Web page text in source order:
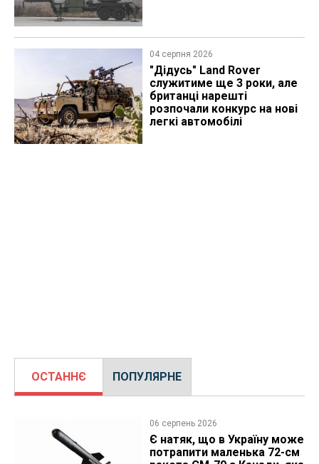
04 серпня 2026
"Дідусь" Land Rover
служитиме ще 3 роки, але
британці нарешті
розпочали конкурс на нові
легкі автомобілі
ОСТАННЄ ПОПУЛЯРНЕ
06 серпень 2026
Є натяк, що в Україну може
потрапити маленька 72-см